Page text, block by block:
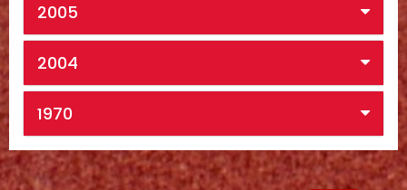
2005
2004
1970